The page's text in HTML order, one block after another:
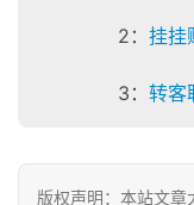
A
2： 挂挂
3： 转客
版权声明：本站文章